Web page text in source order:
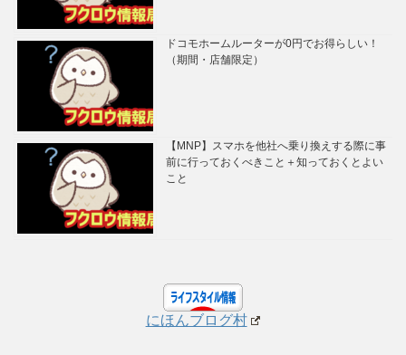
ドコモホームルーターが0円でお得らしい！
（期間・店舗限定）
【MNP】スマホを他社へ乗り換えする際に事
前に行っておくべきこと＋知っておくとよい
こと
にほんブログ村